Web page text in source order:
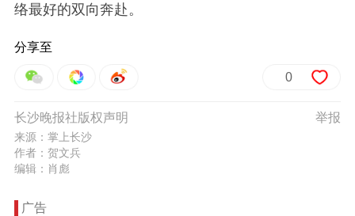
络最好的双向奔赴。
分享至
0
举报
长沙晚报社版权声明
来源：掌上长沙
作者：贺文兵
编辑：肖彪
广告